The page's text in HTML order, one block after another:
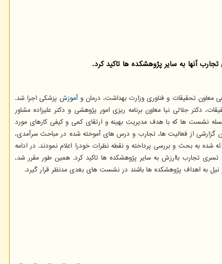
آنها به سایر پژوهشکده ها تاکید کرد.
معاون تحقیقات و فناوری وزارت بهداشت، درمان وآموزشپزشکی اجرا شد.
دکتر جلالی نیا معاون برنامه ریزی امور پژوهشی و دکتر علیزاده مشاور
نشست ها که با هدف مدیریت بهینه و ارتقای کمی و کیفی کارهای مورد
گزارشی از فعالیت ها، تجارب و درس های آموخته شده در مباحث سرآمدی،
شده به بحث و بررسی پرداخته و نقطه نظرات خودرا اعلام نمودند. در ادامه
تجارب باارزش به سایر پژوهشکده ها تاکید کرد. همین طور مقرر شد،
نیل به اهداف پژوهشکده ها باشند در نشست های بعدی مدنظر قرار گیرد.